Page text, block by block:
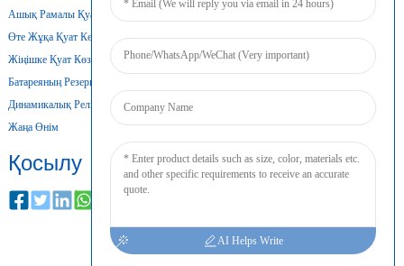
Ашық Рамалы Қуат Көзі
Өте Жұқа Қуат Көзі
Жіңішке Қуат Көзі
Батареяның Резервтік Қуат Көзі
Динамикалық Рельсті Қуат Көзі
Жаңа Өнім
Қосылу
AI Helps Write